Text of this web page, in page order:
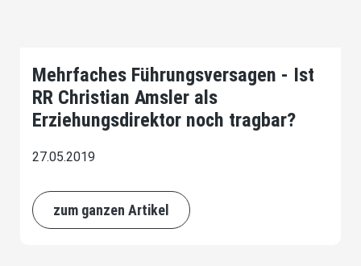
Mehrfaches Führungsversagen - Ist
RR Christian Amsler als
Erziehungsdirektor noch tragbar?
27.05.2019
zum ganzen Artikel